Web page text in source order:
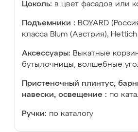
Цоколь: в цвет фасадов или
Подъемники : BOYARD
класса Blum (Австрия),
Аксессуары: Выкатные
бутылочницы, волшебные
Пристеночный плинтус,
навески, освещение : по
Ручки: по каталогу